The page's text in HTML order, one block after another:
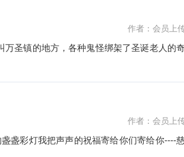
作者：会员上
万圣镇的地方，各种鬼怪绑架了圣诞老人的
作者：会员上
盏彩灯我把声声的祝福寄给你们寄给你----